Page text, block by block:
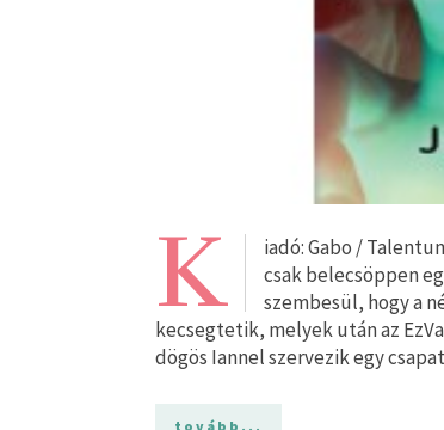
K
iadó: Gabo /
csak belecsöppen
szembesül, hogy a
kecsegtetik, melyek után az
dögös Iannel szervezik egy
tovább...